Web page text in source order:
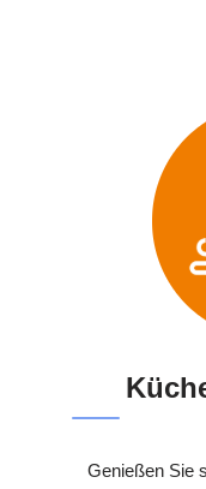
Genießen Sie